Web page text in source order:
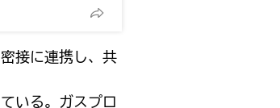
接に連携し、共
いる。ガスプロ